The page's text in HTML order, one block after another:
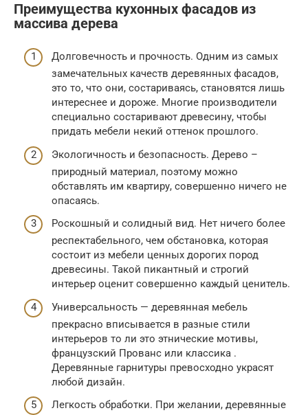
Преимущества кухонных фасадов из
массива дерева
Долговечность и прочность. Одним из самых
замечательных качеств деревянных фасадов,
это то, что они, состариваясь, становятся лишь
интереснее и дороже. Многие производители
специально состаривают древесину, чтобы
придать мебели некий оттенок прошлого.
Экологичность и безопасность. Дерево –
природный материал, поэтому можно
обставлять им квартиру, совершенно ничего не
опасаясь.
Роскошный и солидный вид. Нет ничего более
респектабельного, чем обстановка, которая
состоит из мебели ценных дорогих пород
древесины. Такой пикантный и строгий
интерьер оценит совершенно каждый ценитель.
Универсальность — деревянная мебель
прекрасно вписывается в разные стили
интерьеров то ли это этнические мотивы,
французский Прованс или классика .
Деревянные гарнитуры превосходно украсят
любой дизайн.
Легкость обработки. При желании, деревянные